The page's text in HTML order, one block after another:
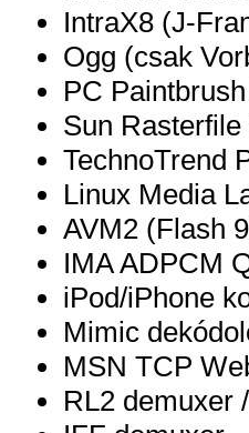
IntraX8 (J-
Ogg (csak
PC
Sun
TechnoTrend
Linux Media
AVM2 (Flash
IMA ADPCM
iPod/iPhone
Mimic
MSN TCP
RL2 demuxer